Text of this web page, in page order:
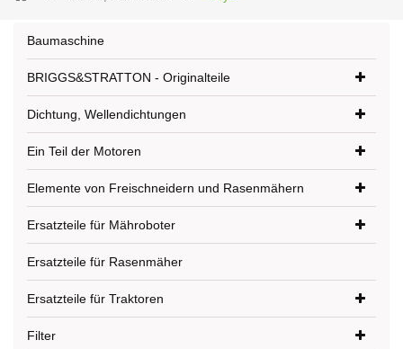
Baumaschine
BRIGGS&STRATTON - Originalteile
Dichtung, Wellendichtungen
Ein Teil der Motoren
Elemente von Freischneidern und Rasenmähern
Ersatzteile für Mähroboter
Ersatzteile für Rasenmäher
Ersatzteile für Traktoren
Filter